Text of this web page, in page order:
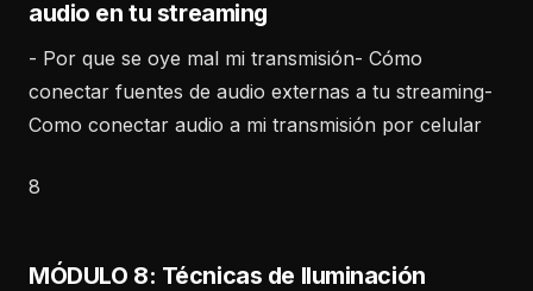
audio en tu streaming
- Por que se oye mal mi transmisión- Cómo
conectar fuentes de audio externas a tu streaming-
Como conectar audio a mi transmisión por celular
8
MÓDULO 8: Técnicas de Iluminación